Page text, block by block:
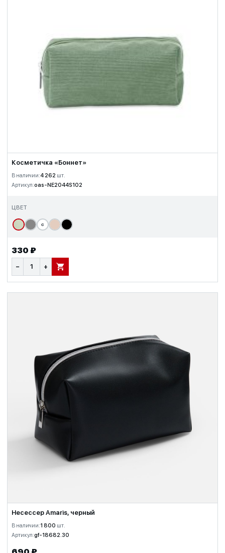
Косметичка «Боннет»
В наличии:4 262 шт.
Артикул:oas-NE2044S102
ЦВЕТ
с
330 ₽
− + В КОРЗИНУ
Несессер Amaris, черный
В наличии:1 800 шт.
Артикул:gf-18682.30